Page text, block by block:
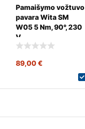
Pamaišymo vožtuvo
pavara Wita SM
W05 5 Nm, 90°, 230
V
89,00€